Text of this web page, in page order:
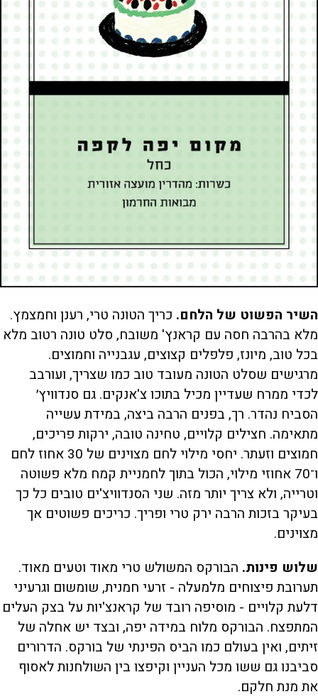
השיר הפשוט של הלחם. כריך הטונה טרי, רענן וחמצמץ.
מלא בהרבה חסה עם קראנץ' משובח, סלט טונה רטוב מלא
בכל טוב, מיונז, פלפלים קצוצים, עגבנייה וחמוצים.
מרגישים ש‏סלט הטונה מעובד טוב כמו שצריך, ועורבב
לכדי ממרח שעדיין מכיל בתוכו צ'אנקים.‏ גם סנדוויץ׳
הסביח נהדר. רך, בפנים הרבה ביצה, במידת עשייה
מתאימה. חצילים קלויים, טחינה טובה, ירקות פריכים,
חמוצים וזעתר. ‏יחסי מילוי לחם מצוינים של 30 אחוז לחם
ו־70 אחוזי מילוי, הכול בתוך ‏לחמניית קמח מלא פשוטה
וטרייה, ולא צריך יותר מזה. שני הסנדוויצ'ים טובים כל כך
בעיקר בזכות הרבה ירק טרי ופריך. כריכים פשוטים אך
מצוינים.
שלוש פינות. הבורקס המשולש טרי מאוד וטעים מאוד.
תערובת פיצוחים מלמעלה - זרעי חמנית, שומשום וגרעיני
דלעת קלויים - מוסיפה רובד של קראנצ'יות על בצק העלים
המתפצח. ‏הבורקס מלוח במידה יפה, ובצד יש אחלה של
זיתים, ואין בעולם כמו הביס הפינתי של בורקס. הדרורים
סביבנו גם ששו מכל העניין וקיפצו בין השולחנות לאסוף
את מנת חלקם.